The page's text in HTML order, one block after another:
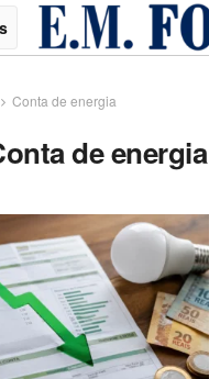
Conta de energia
de energia